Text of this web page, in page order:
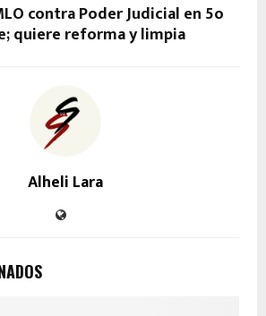
contra Poder Judicial en 5o
quiere reforma y limpia
Alheli Lara